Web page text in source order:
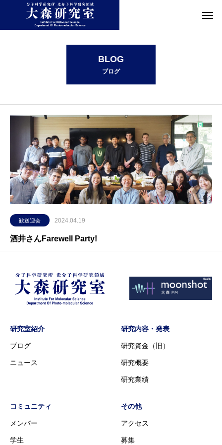
BLOG
ブログ
歓送迎会 2024.04.19
酒井さんFarewell Party!
研究室紹介
ブログ
ニュース
研究内容・発表
研究資金（旧）
研究概要
研究業績
コミュニティ
メンバー
学生
その他
アクセス
募集